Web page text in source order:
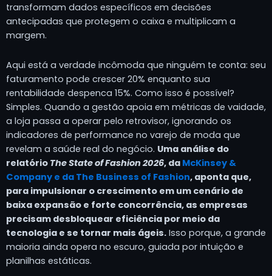
transformam dados específicos em decisões
antecipadas que protegem o caixa e multiplicam a
margem.
Aqui está a verdade incômoda que ninguém te conta: seu
faturamento pode crescer 20% enquanto sua
rentabilidade despenca 15%. Como isso é possível?
Simples. Quando a gestão apoia em métricas de vaidade,
a loja passa a operar pelo retrovisor, ignorando os
indicadores de performance no varejo de moda que
revelam a saúde real do negócio. Uma análise do
relatório The State of Fashion 2026, da McKinsey &
Company e da The Business of Fashion, aponta que,
para impulsionar o crescimento em um cenário de
baixa expansão e forte concorrência, as empresas
precisam desbloquear eficiência por meio da
tecnologia e se tornar mais ágeis. Isso porque, a grande
maioria ainda opera no escuro, guiada por intuição e
planilhas estáticas.